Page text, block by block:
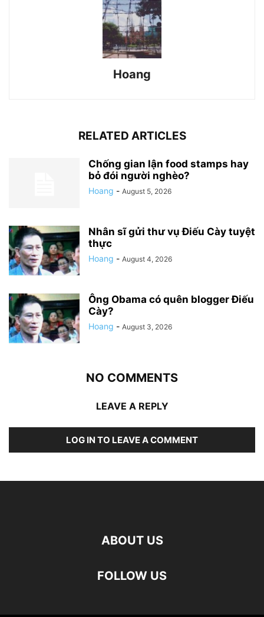
Hoang
RELATED ARTICLES
Chống gian lận food stamps hay
bỏ đói người nghèo?
Hoang - August 5, 2026
Nhân sĩ gửi thư vụ Điếu Cày tuyệt
thực
Hoang - August 4, 2026
Ông Obama có quên blogger Điếu
Cày?
Hoang - August 3, 2026
NO COMMENTS
LEAVE A REPLY
LOG IN TO LEAVE A COMMENT
ABOUT US
FOLLOW US